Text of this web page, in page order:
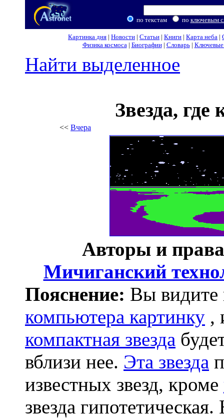
по текстам по ключевым
Картинка дня | Новости | Статьи | Книги | Карта неба |
Физика космоса| Биографии| Словарь| Ключевые
Найти выделенное
Звезда,
<< Вчера
Авторы и
Мичиганский
Пояснение: Вы
компьютера картинку ,
компактная звезда
вблизи нее. Эта звезда
известных звезд, кроме
звезда